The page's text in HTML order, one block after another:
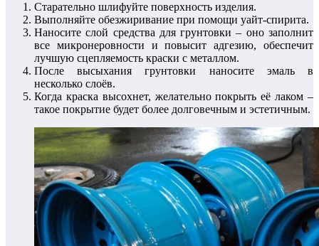
Старательно шлифуйте поверхность изделия.
Выполняйте обезжиривание при помощи уайт-спирита.
Наносите слой средства для грунтовки – оно заполнит
все микронеровности и повысит адгезию, обеспечит
лучшую сцепляемость краски с металлом.
После высыхания грунтовки наносите эмаль в
несколько слоёв.
Когда краска высохнет, желательно покрыть её лаком –
такое покрытие будет более долговечным и эстетичным.